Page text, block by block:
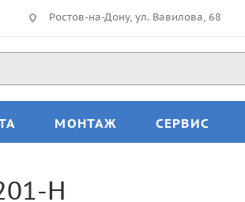
Ростов-на-Дону, ул. Вавилова, 68
МОНТАЖ СЕРВИС
H